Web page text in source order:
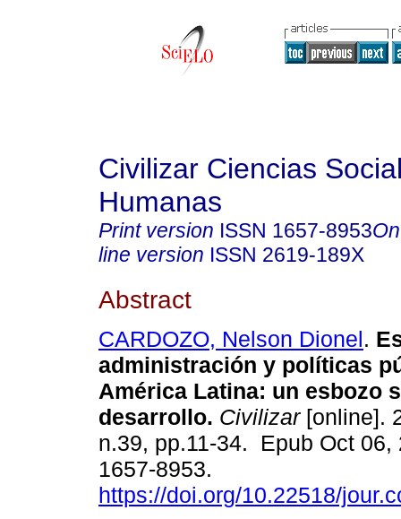
Civilizar Ciencias
Humanas
Print version ISSN 1657-8953
line version ISSN 2619-189X
Abstract
CARDOZO, Nelson Dionel.
administración y políticas
América Latina: un esbozo
desarrollo. Civilizar[online].
n.39, pp.11-34. Epub Oct 06,
1657-8953.
https://doi.org/10.22518/